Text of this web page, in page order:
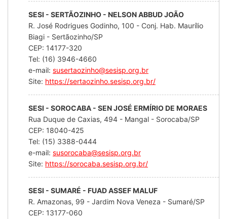
SESI - SERTÃOZINHO - NELSON ABBUD JOÃO
R. José Rodrigues Godinho, 100 - Conj. Hab. Maurílio
Biagi - Sertãozinho/SP
CEP: 14177-320
Tel: (16) 3946-4660
e-mail: susertaozinho@sesisp.org.br
Site: https://sertaozinho.sesisp.org.br/
SESI - SOROCABA - SEN JOSÉ ERMÍRIO DE MORAES
Rua Duque de Caxias, 494 - Mangal - Sorocaba/SP
CEP: 18040-425
Tel: (15) 3388-0444
e-mail: susorocaba@sesisp.org.br
Site: https://sorocaba.sesisp.org.br/
SESI - SUMARÉ - FUAD ASSEF MALUF
R. Amazonas, 99 - Jardim Nova Veneza - Sumaré/SP
CEP: 13177-060